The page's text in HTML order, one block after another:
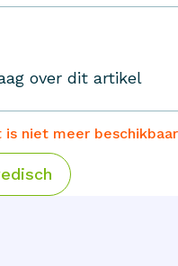
over dit artikel
niet meer